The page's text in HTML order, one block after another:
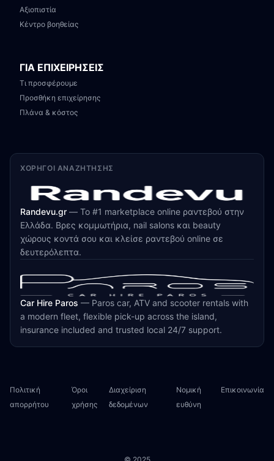
Αξιοπιστία
Κέντρο βοηθείας
ΓΙΑ ΕΠΙΧΕΙΡΗΣΕΙΣ
Τι προσφέρουμε
Προσθήκη επιχείρησης
Πλάνα & κόστος
ΧΟΡΗΓΟΊ ΑΝΑΖΉΤΗΣΗΣ
Randevu.gr — Το #1 marketplace online ραντεβού στην
Ελλάδα. Βρες κομμωτήρια, nail salons και beauty
χώρους κοντά σου και κλείσε ραντεβού online σε
δευτερόλεπτα.
Car Hire Paros — Paros car, ATV and scooter rentals with
a modern fleet, flexible pick-up across the island,
insurance included and trusted local 24/7 support.
Πολιτική
απορρήτου
Όροι
χρήσης
Διαχείριση
δεδομένων
Νομική
ευθύνη
Επικοινωνία